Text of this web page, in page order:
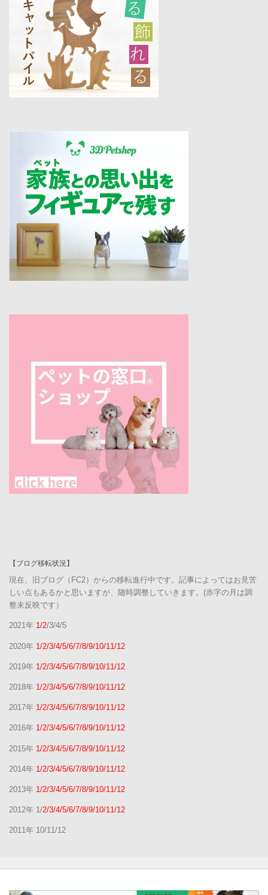
【ブログ移転状況】
現在、旧ブログ（FC2）からの移転進行中です。記事によってはお見苦
しい点もあるかと思いますが、随時調整していきます。(赤字の月は調
整未反映です）
2021年 1/2/3/4/5
2020年 1/2/3/4/5/6/7/8/9/10/11/12
2019年 1/2/3/4/5/6/7/8/9/10/11/12
2018年 1/2/3/4/5/6/7/8/9/10/11/12
2017年 1/2/3/4/5/6/7/8/9/10/11/12
2016年 1/2/3/4/5/6/7/8/9/10/11/12
2015年 1/2/3/4/5/6/7/8/9/10/11/12
2014年 1/2/3/4/5/6/7/8/9/10/11/12
2013年 1/2/3/4/5/6/7/8/9/10/11/12
2012年 1/2/3/4/5/6/7/8/9/10/11/12
2011年 10/11/12